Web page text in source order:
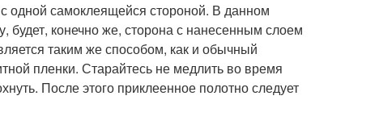
одной самоклеящейся стороной. В данном
будет, конечно же, сторона с нанесенным слоем
таким же способом, как и обычный
пленки. Старайтесь не медлить во время
После этого приклеенное полотно следует